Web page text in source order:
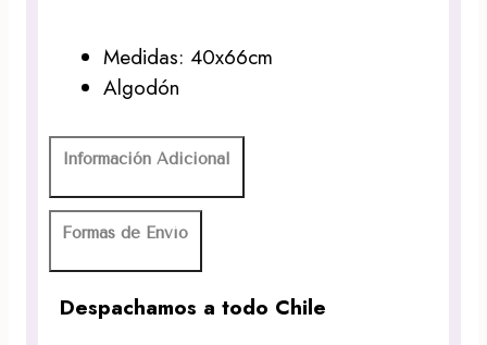
Medidas: 40x66cm
Algodón
Información Adicional
Formas de Envío
Despachamos a todo Chile